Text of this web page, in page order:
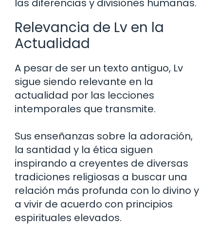
las diferencias y divisiones humanas.
Relevancia de Lv en la
Actualidad
A pesar de ser un texto antiguo, Lv
sigue siendo relevante en la
actualidad por las lecciones
intemporales que transmite.
Sus enseñanzas sobre la adoración,
la santidad y la ética siguen
inspirando a creyentes de diversas
tradiciones religiosas a buscar una
relación más profunda con lo divino y
a vivir de acuerdo con principios
espirituales elevados.